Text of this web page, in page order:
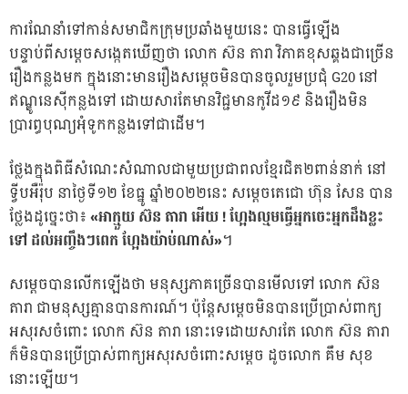
ការណែនាំទៅកាន់សមាជិកក្រុមប្រឆាំងមួយនេះ បានធ្វើឡើង
បន្ទាប់ពីសម្តេចសង្កេតឃើញថា លោក ស៊ន តារា វិភាគខុសឆ្គងជាច្រើន
រឿងកន្លងមក ក្នុងនោះមានរឿងសម្តេចមិនបានចូលរួមប្រជុំ G20 នៅ
ឥណ្ឌូនេស៊ីកន្លងទៅ ដោយសារតែមានវិជ្ជមានកូវីដ១៩ និងរឿងមិន
ប្រារព្ធបុណ្យអុំទូកកន្លងទៅជាដើម។
ថ្លែងក្នុងពិធីសំណេះសំណាលជាមួយប្រជាពលខ្មែរជិត២ពាន់នាក់ នៅ
ទ្វីបអឺរ៉ុប នាថ្ងៃទី១២ ខែធ្នូ ឆ្នាំ២០២២នេះ សម្តេចតេជោ ហ៊ុន សែន បាន
ថ្លែងដូច្នេះថា៖«អាក្មួយ ស៊ន តារា អើយ ! ហ្អែងល្មមធ្វើអ្នកចេះអ្នកដឹងខ្លះ
ទៅ ដល់អញ្ចឹងៗពេក ហ្អែងយ៉ាប់ណាស់»។
សម្តេចបានលើកឡើងថា មនុស្សភាគច្រើនបានមើលទៅ លោក ស៊ន
តារា ជាមនុស្សគ្មានបានការណ៍។ ប៉ុន្តែសម្តេចមិនបានប្រើប្រាស់ពាក្យ
អសុរសចំពោះ លោក ស៊ន តារា នោះទេដោយសារតែ លោក ស៊ន តារា
ក៏មិនបានប្រើប្រាស់ពាក្យអសុរសចំពោះសម្តេច ដូចលោក គឹម សុខ
នោះឡើយ។